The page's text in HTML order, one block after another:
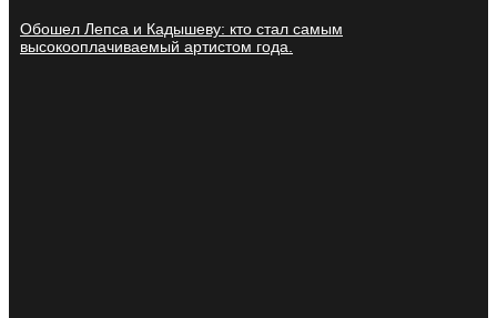
Обошел Лепса и Кадышеву: кто стал самым
высокооплачиваемый артистом года.